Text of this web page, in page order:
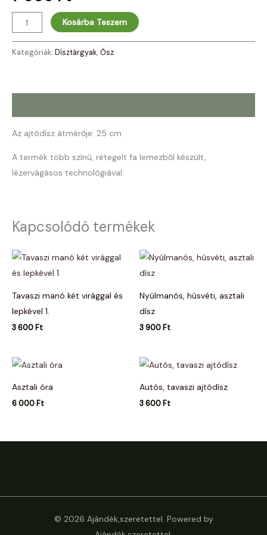
Kosárba Teszem
Kategóriák: Dísztárgyak, Ősz
Az ajtódísz átmérője: 25 cm
A termék több színű, rétegelt fa lemezből készült,
lézervágásos technológiával.
Kapcsolódó termékek
Tavaszi manó két virággal és
lepkével 1.
3 600 Ft
Nyúlmanós, húsvéti, asztali
dísz
3 900 Ft
Asztali óra
6 000 Ft
Autós, tavaszi ajtódísz
3 600 Ft
© 2026 Ajándék,szeretettel. Powered by